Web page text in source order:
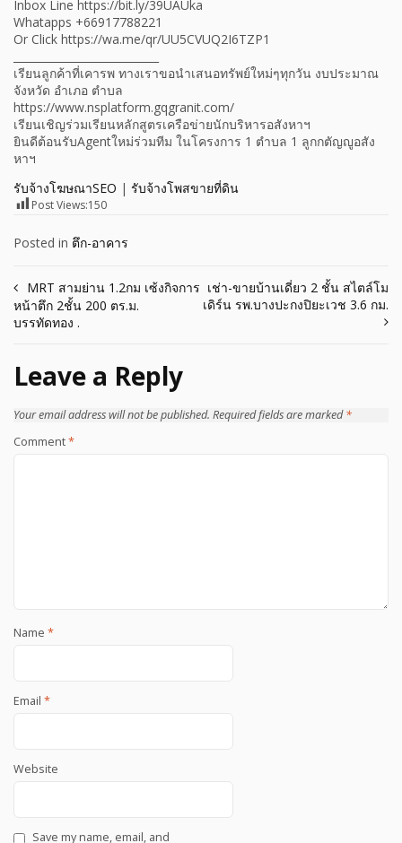
Inbox Line https://bit.ly/39UAUka
Whatapps +66917788221
Or Click https://wa.me/qr/UU5CVUQ2I6TZP1
เรียนลูกค้าที่เคารพ ทางเราขอนำเสนอทรัพย์ใหม่ๆทุกวัน งบประมาณ
จังหวัด อำเภอ ตำบล
https://www.nsplatform.gqgranit.com/
เรียนเชิญร่วมเรียนหลักสูตรเครือข่ายนักบริหารอสังหาฯ
ยินดีต้อนรับAgentใหม่ร่วมทีม ในโครงการ 1 ตำบล 1 ลูกกตัญญูอสัง
หาฯ
รับจ้างโฆษณาSEO | รับจ้างโพสขายที่ดิน
Post Views:150
Posted in ตึก-อาคาร
Post
navigation
MRT สามย่าน 1.2กม เซ้งกิจการ
หน้าตึก 2ชั้น 200 ตร.ม.
บรรทัดทอง .
เช่า-ขายบ้านเดี่ยว 2 ชั้น สไตล์โม
เดิร์น รพ.บางปะกงปิยะเวช 3.6 กม.
Leave a Reply
Your email address will not be published. Required fields are marked*
Comment*
Name *
Email *
Website
Save my name, email, and